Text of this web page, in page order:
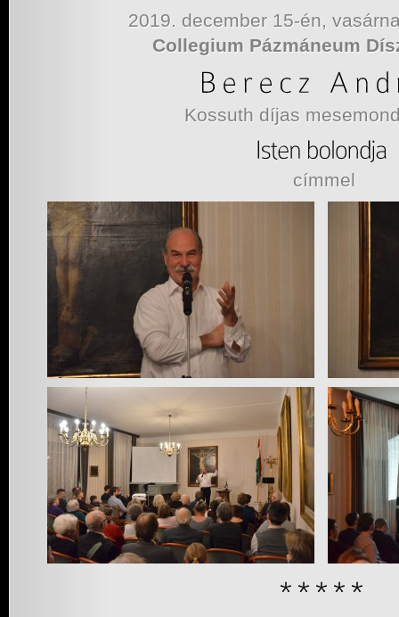
2019. december 15-én,
Collegium Pázmáneum
Kossuth díjas
címmel